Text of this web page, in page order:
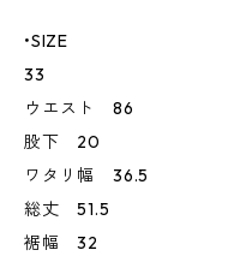
•SIZE
33
ウエスト 86
股下 20
ワタリ幅 36.5
総丈 51.5
裾幅 32